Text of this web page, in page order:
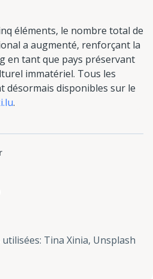
éléments, le nombre total de
a augmenté, renforçant la
en tant que pays préservant
immatériel. Tous les
désormais disponibles sur le
.
: Tina Xinia, Unsplash